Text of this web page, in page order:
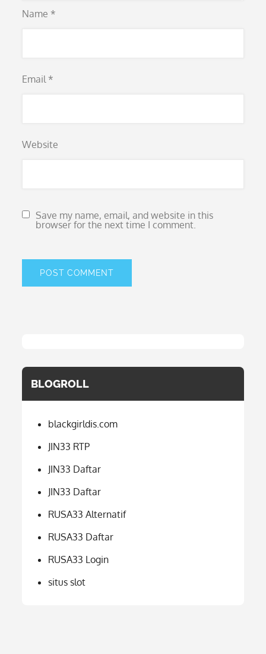
Name *
Email *
Website
Save my name, email, and website in this
browser for the next time I comment.
BLOGROLL
blackgirldis.com
JIN33 RTP
JIN33 Daftar
JIN33 Daftar
RUSA33 Alternatif
RUSA33 Daftar
RUSA33 Login
situs slot